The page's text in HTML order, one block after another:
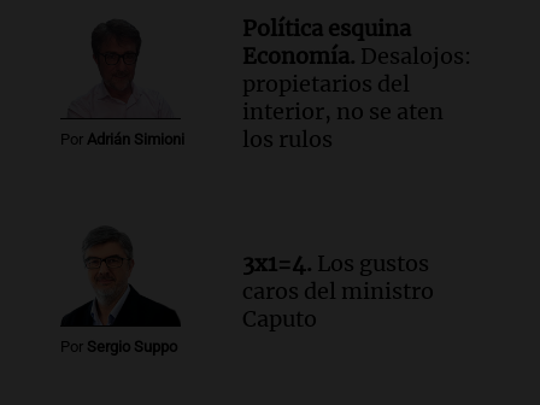
Estiman que la inflación nacional
de julio será menor al 2,9% registrado
en CABA
Una mañana para todos
Episodios
Una mañana para todos
Episodios
Audio.Chile planteó mejorar la
conectividad fronteriza, aérea y digital
con Jujuy
Por Adrián Simioni
Política esquina
Economía. Desalojos:
propietarios del
interior, no se aten
los rulos
Por Sergio Suppo
3x1=4. Los gustos
caros del ministro
Caputo